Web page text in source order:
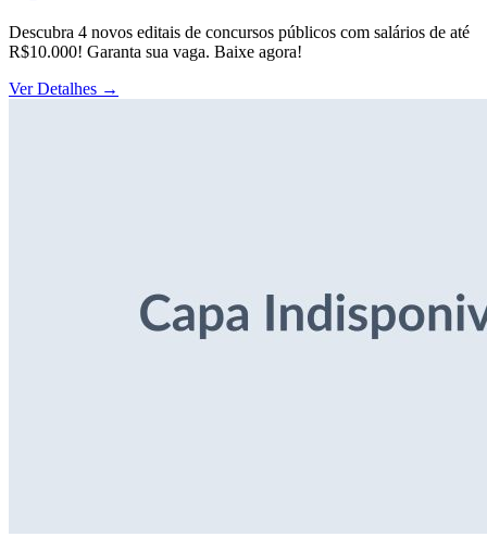
Descubra 4 novos editais de concursos públicos com salários de até
R$10.000! Garanta sua vaga. Baixe agora!
Ver Detalhes →